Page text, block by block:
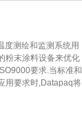
度测绘和监测系统用
粉末涂料设备来优化
要求.当标准和
用要求时,Datapaq将
建自定义系统.